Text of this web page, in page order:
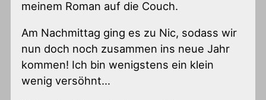
meinem Roman auf die Couch.
Am Nachmittag ging es zu Nic, sodass wir
nun doch noch zusammen ins neue Jahr
kommen! Ich bin wenigstens ein klein
wenig versöhnt…